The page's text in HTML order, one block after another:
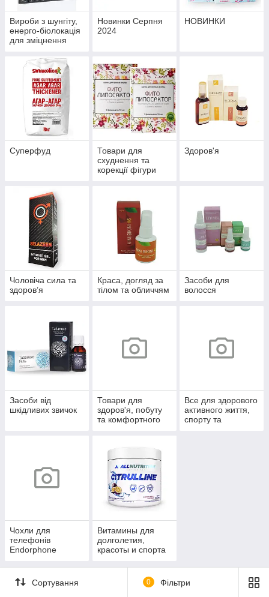
Вироби з шунгіту,
енерго-біолокація
для зміцнення
профілактики
хвороб
Новинки Серпня
2024
НОВИНКИ
Суперфуд
Товари для
схуднення та
корекції фігури
Здоров'я
Чоловіча сила та
здоров’я
Краса, догляд за
тілом та обличчям
Засоби для
волосся
Засоби від
шкідливих звичок
Товари для
здоров'я, побуту
та комфортного
Все для здорового
активного життя,
спорту та
Чохли для
телефонів
Endorphone
Витамины для
долголетия,
красоты и спорта
Сортування 0 Фільтри